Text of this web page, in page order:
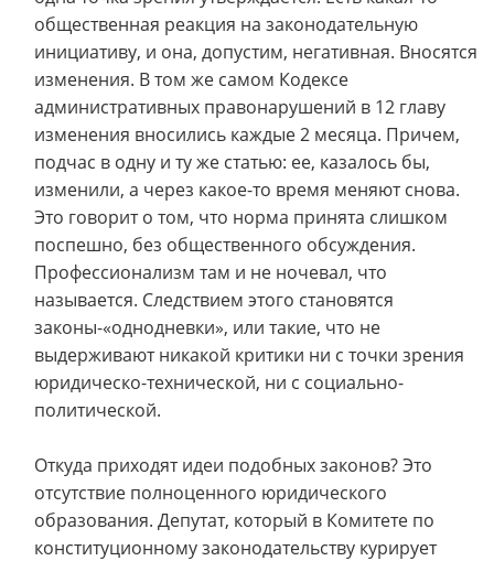
общественная реакция на законодательную
инициативу, и она, допустим, негативная. Вносятся
изменения. В том же самом Кодексе
административных правонарушений в 12 главу
изменения вносились каждые 2 месяца. Причем,
подчас в одну и ту же статью: ее, казалось бы,
изменили, а через какое-то время меняют снова.
Это говорит о том, что норма принята слишком
поспешно, без общественного обсуждения.
Профессионализм там и не ночевал, что
называется. Следствием этого становятся
законы-«однодневки», или такие, что не
выдерживают никакой критики ни с точки зрения
юридическо-технической, ни с социально-
политической.
Откуда приходят идеи подобных законов? Это
отсутствие полноценного юридического
образования. Депутат, который в Комитете по
конституционному законодательству курирует